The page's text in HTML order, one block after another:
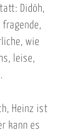
Didöh,
wie
leise,
Heinz ist
kann es